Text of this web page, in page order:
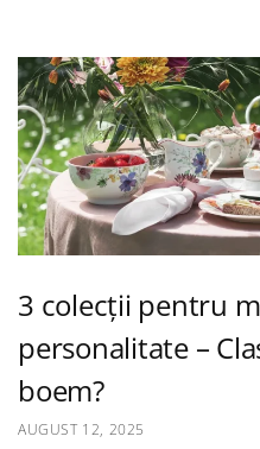
3 colecții pentru
personalitate –
boem?
AUGUST 12, 2025